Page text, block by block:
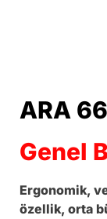
ARA
Genel
Ergonomik,
özellik, orta